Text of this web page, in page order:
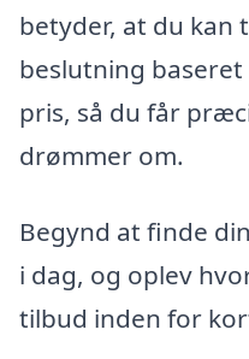
betyder, at du kan
beslutning
pris, så du får
drømmer om.
Begynd at finde
i dag, og oplev
tilbud inden for